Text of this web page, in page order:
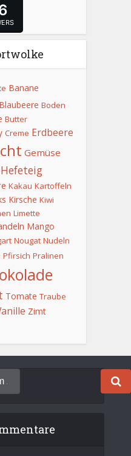
Banane
Blaubeere Boden
Butter
Creme Erdbeere
Gemüse
Hefeteig
Kakau Kartoffeln
Kirsche Kiwi
Limette
Mango
Nougat Nudeln
Pfirsich Pralinen
Tomate Traube
Zimt